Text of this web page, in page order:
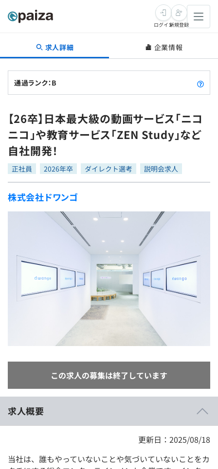
転職・キャリア
転職成功ガイド
転職エージェント
インタビュー
転職成功ガイド
新卒就活
求人検索
本選考
インターン
新卒エージェント
イベント・セミナー
学習
問題集
4択課題
個人向けプラン
学校向けプラン
プログラミング言語
評価結果一覧
再チャレンジ結果一覧
ゲーム・マンガ
Tech Team Journal
note
paizaとは？
ログイン新規登録
求人詳細 企業情報
通過ランク：B
【26卒】日本最大級の動画サービス「ニコ
ニコ」や教育サービス「ZEN Study」など
自社開発！
正社員 2026年卒 ダイレクト選考 説明会求人
株式会社ドワンゴ
この求人の募集は終了しています
求人概要
更新日：2025/08/18
当社は、誰もやっていないことや気づいていないことをカ